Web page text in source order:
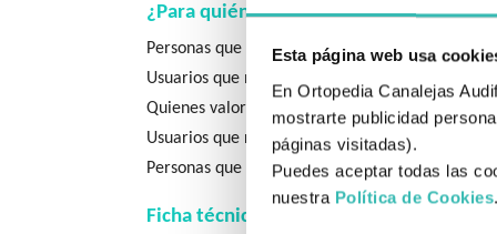
Esta página web usa
En Ortopedia Canalejas
mostrarte publicidad
páginas visitadas).
Puedes aceptar todas las
nuestra Política de Cookies
¿Para quién está pensada?
Personas que buscan una silla de ruedas
Usuarios que necesitan una silla plegable para
Quienes valoran la comodidad y la higiene de
Usuarios que requieren reposabrazos y
Personas que prefieren la durabilidad y el bajo
Ficha técnica detallada: